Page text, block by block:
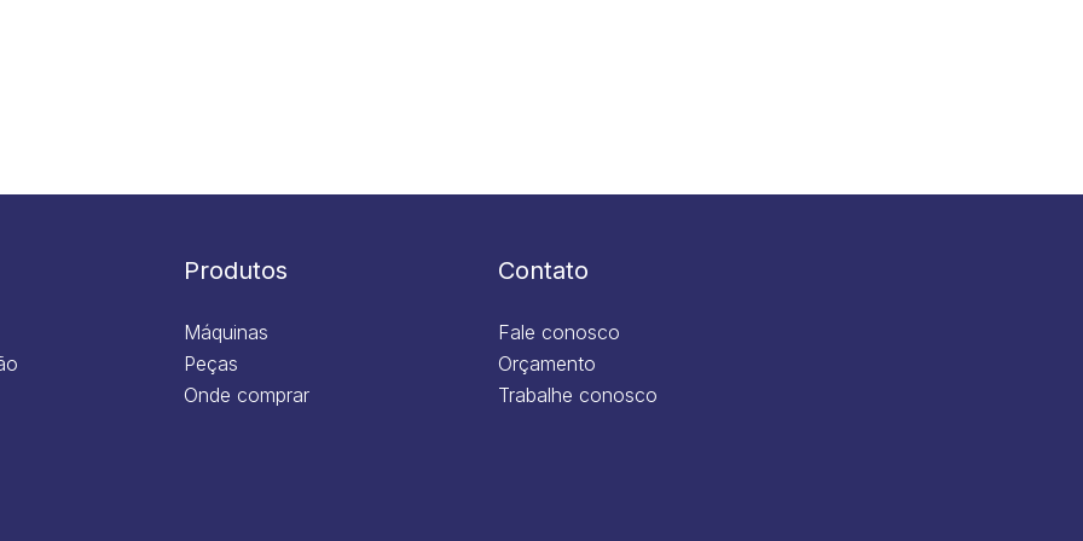
Produtos
Máquinas
Peças
Onde comprar
Contato
Fale conosco
Orçamento
Trabalhe conosco